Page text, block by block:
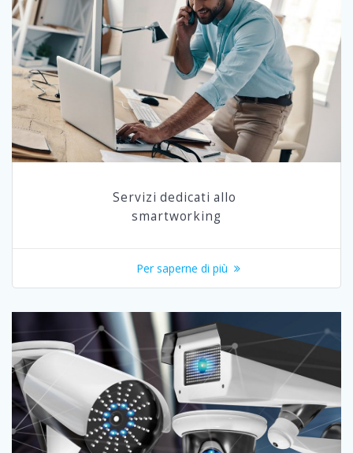
Servizi dedicati allo
smartworking
Per saperne di più